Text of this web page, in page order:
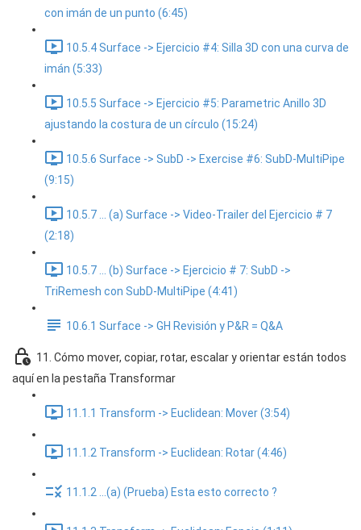
con imán de un punto (6:45)
10.5.4 Surface -> Ejercicio #4: Silla 3D con una curva de
imán (5:33)
10.5.5 Surface -> Ejercicio #5: Parametric Anillo 3D
ajustando la costura de un círculo (15:24)
10.5.6 Surface -> SubD -> Exercise #6: SubD-MultiPipe
(9:15)
10.5.7 ... (a) Surface -> Video-Trailer del Ejercicio # 7
(2:18)
10.5.7 ... (b) Surface -> Ejercicio # 7: SubD ->
TriRemesh con SubD-MultiPipe (4:41)
10.6.1 Surface -> GH Revisión y P&R = Q&A
11. Cómo mover, copiar, rotar, escalar y orientar están todos
aquí en la pestaña Transformar
11.1.1 Transform -> Euclidean: Mover (3:54)
11.1.2 Transform -> Euclidean: Rotar (4:46)
11.1.2 ...(a) (Prueba) Esta esto correcto ?